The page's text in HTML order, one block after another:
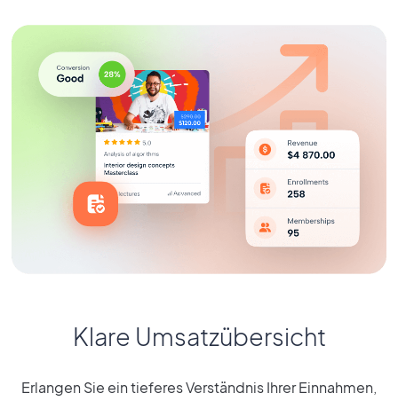
Klare Umsatzübersicht
Erlangen Sie ein tieferes Verständnis Ihrer Einnahmen,